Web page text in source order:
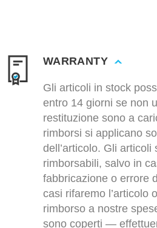
WARRANTY
Gli articoli in stock
entro 14 giorni se non
restituzione sono a
rimborsi si applicano
dell’articolo. Gli
rimborsabili, salvo in
fabbricazione o errore
casi rifaremo l’articolo
rimborso a nostre
sono coperti —